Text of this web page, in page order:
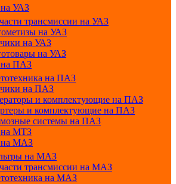
на УАЗ
трансмиссии на УАЗ
на УАЗ
на УАЗ
на УАЗ
на ПАЗ
на ПАЗ
на ПАЗ
и комплектующие на ПАЗ
и комплектующие на ПАЗ
системы на ПАЗ
на МТЗ
на МАЗ
на МАЗ
трансмиссии на МАЗ
на МАЗ